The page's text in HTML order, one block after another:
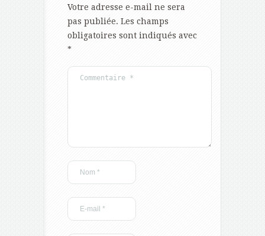
Votre adresse e-mail ne sera
pas publiée. Les champs
obligatoires sont indiqués avec
*